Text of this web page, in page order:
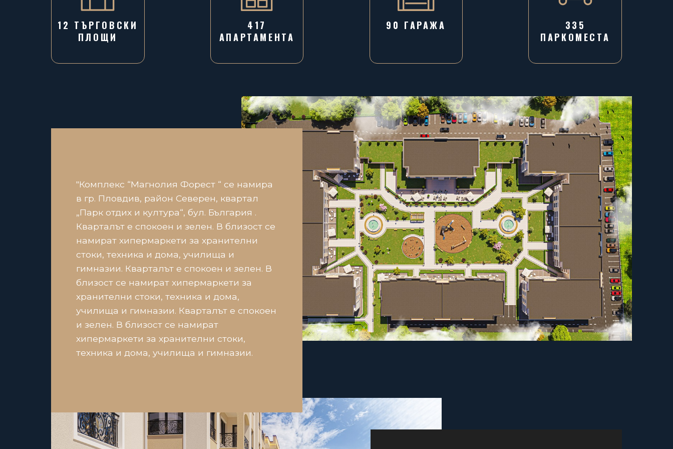
12 ТЪРГОВСКИ
ПЛОЩИ
417
АПАРТАМЕНТА
90 ГАРАЖA
335
ПАРКОМЕСТА
"Комплекс “Магнолия Форест “ се намира
в гр. Пловдив, район Северен, квартал
„Парк отдих и култура“, бул. България .
Кварталът е спокоен и зелен. В близост се
намират хипермаркети за хранителни
стоки, техника и дома, училища и
гимназии. Кварталът е спокоен и зелен. В
близост се намират хипермаркети за
хранителни стоки, техника и дома,
училища и гимназии. Кварталът е спокоен
и зелен. В близост се намират
хипермаркети за хранителни стоки,
техника и дома, училища и гимназии.